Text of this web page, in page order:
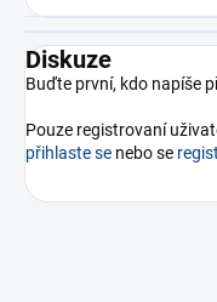
Diskuze
Buďte první, kdo napíše
Pouze registrovaní
přihlaste se nebo se